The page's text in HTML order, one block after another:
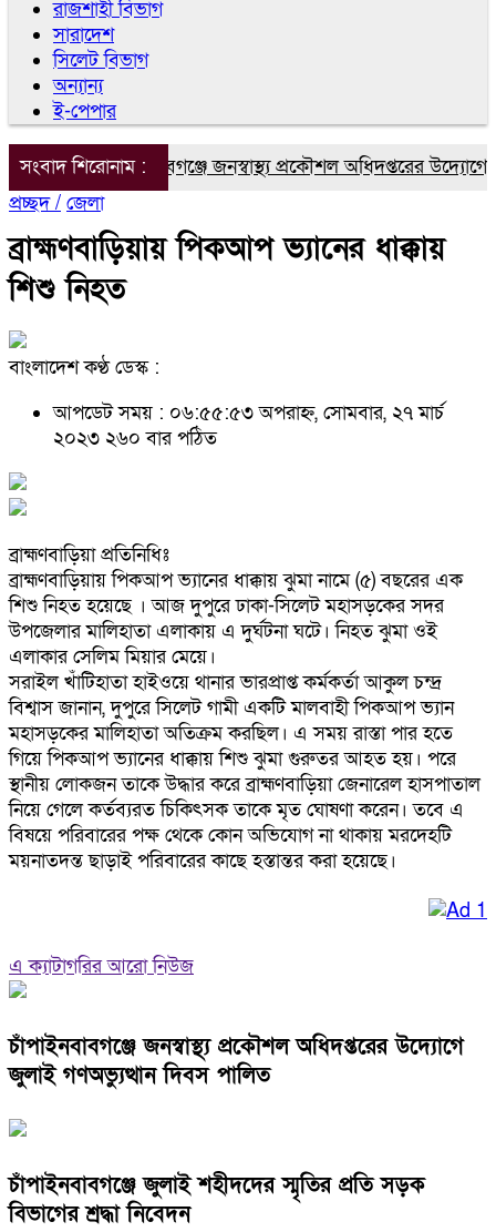
রাজশাহী বিভাগ
সারাদেশ
সিলেট বিভাগ
অন্যান্য
ই-পেপার
সংবাদ শিরোনাম :
চাঁপাইনবাবগঞ্জে জনস্বাস্থ্য প্রকৌশল অধিদপ্তরের উদ্যোগে
প্রচ্ছদ / জেলা
ব্রাহ্মণবাড়িয়ায় পিকআপ ভ্যানের ধাক্কায়
শিশু নিহত
বাংলাদেশ কণ্ঠ ডেস্ক :
আপডেট সময় : ০৬:৫৫:৫৩ অপরাহ্ন, সোমবার, ২৭ মার্চ
২০২৩ ২৬০ বার পঠিত
ব্রাহ্মণবাড়িয়া প্রতিনিধিঃ
ব্রাহ্মণবাড়িয়ায় পিকআপ ভ্যানের ধাক্কায় ঝুমা নামে (৫) বছরের এক
শিশু নিহত হয়েছে । আজ দুপুরে ঢাকা-সিলেট মহাসড়কের সদর
উপজেলার মালিহাতা এলাকায় এ দুর্ঘটনা ঘটে। নিহত ঝুমা ওই
এলাকার সেলিম মিয়ার মেয়ে।
সরাইল খাঁটিহাতা হাইওয়ে থানার ভারপ্রাপ্ত কর্মকর্তা আকুল চন্দ্র
বিশ্বাস জানান, দুপুরে সিলেট গামী একটি মালবাহী পিকআপ ভ্যান
মহাসড়কের মালিহাতা অতিক্রম করছিল। এ সময় রাস্তা পার হতে
গিয়ে পিকআপ ভ্যানের ধাক্কায় শিশু ঝুমা গুরুতর আহত হয়। পরে
স্থানীয় লোকজন তাকে উদ্ধার করে ব্রাহ্মণবাড়িয়া জেনারেল হাসপাতাল
নিয়ে গেলে কর্তব্যরত চিকিৎসক তাকে মৃত ঘোষণা করেন। তবে এ
বিষয়ে পরিবারের পক্ষ থেকে কোন অভিযোগ না থাকায় মরদেহটি
ময়নাতদন্ত ছাড়াই পরিবারের কাছে হস্তান্তর করা হয়েছে।
এ ক্যাটাগরির আরো নিউজ
চাঁপাইনবাবগঞ্জে জনস্বাস্থ্য প্রকৌশল অধিদপ্তরের উদ্যোগে
জুলাই গণঅভ্যুত্থান দিবস পালিত
চাঁপাইনবাবগঞ্জে জুলাই শহীদদের স্মৃতির প্রতি সড়ক
বিভাগের শ্রদ্ধা নিবেদন